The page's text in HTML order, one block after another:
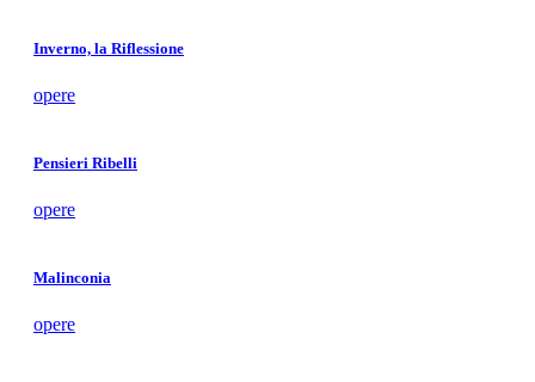
Inverno, la Riflessione
opere
Pensieri Ribelli
opere
Malinconia
opere